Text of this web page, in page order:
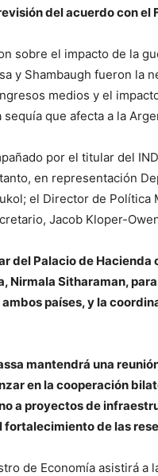
del acuerdo con el
sobre el impacto de la
y Shambaugh fueron la
medios y el
sequía que afecta a la
por el titular del
en representación
el Director de
Jacob Kloper-
del Palacio de
Nirmala Sitharaman,
países, y la
mantendrá una
en la cooperación
a proyectos de
fortalecimiento de las
de Economía asistirá a